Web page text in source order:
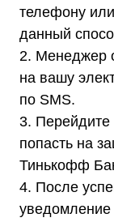
телефону
данный
2. Менеджер
на вашу
по SMS.
3. Перейдите
попасть на
Тинькофф
4. После
уведомление
Телефон:
8 (800) 444-75-17